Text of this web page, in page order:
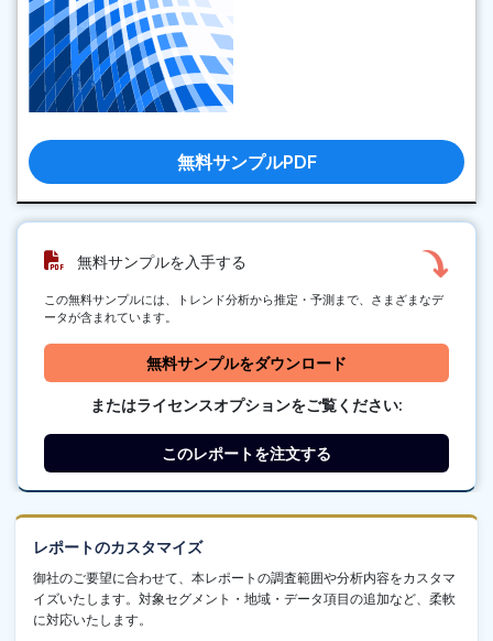
無料サンプルPDF
無料サンプルを入手する
この無料サンプルには、トレンド分析から推定・予測まで、さまざまなデ
ータが含まれています。
無料サンプルをダウンロード
またはライセンスオプションをご覧ください:
このレポートを注文する
レポートのカスタマイズ
御社のご要望に合わせて、本レポートの調査範囲や分析内容をカスタマ
イズいたします。対象セグメント・地域・データ項目の追加など、柔軟
に対応いたします。